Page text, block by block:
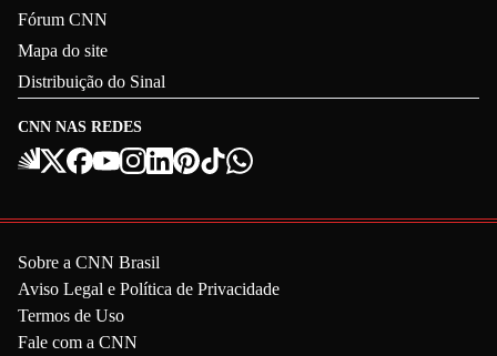
CNN NAS REDES
Fórum CNN
Mapa do site
Distribuição do Sinal
Sobre a CNN Brasil
Aviso Legal e Política de Privacidade
Termos de Uso
Fale com a CNN